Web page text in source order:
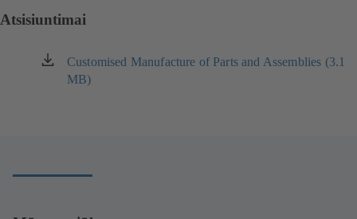
Atsisiuntimai
Customised Manufacture of Parts and Assemblies (3.1
MB)
(atsidaro
naujame